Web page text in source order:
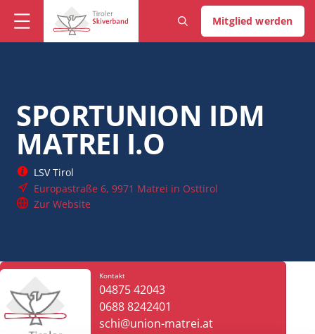
Mitglied werden
SPORTUNION IDM
MATREI I.O
LSV Tirol
Europastraße 6, 9971 Matrei in Osttirol
Zur Website
Kontakt
04875 42043
0688 8242401
schi@union-matrei.at